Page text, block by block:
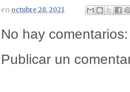
en octubre 28, 2021
No hay comentarios:
Publicar un